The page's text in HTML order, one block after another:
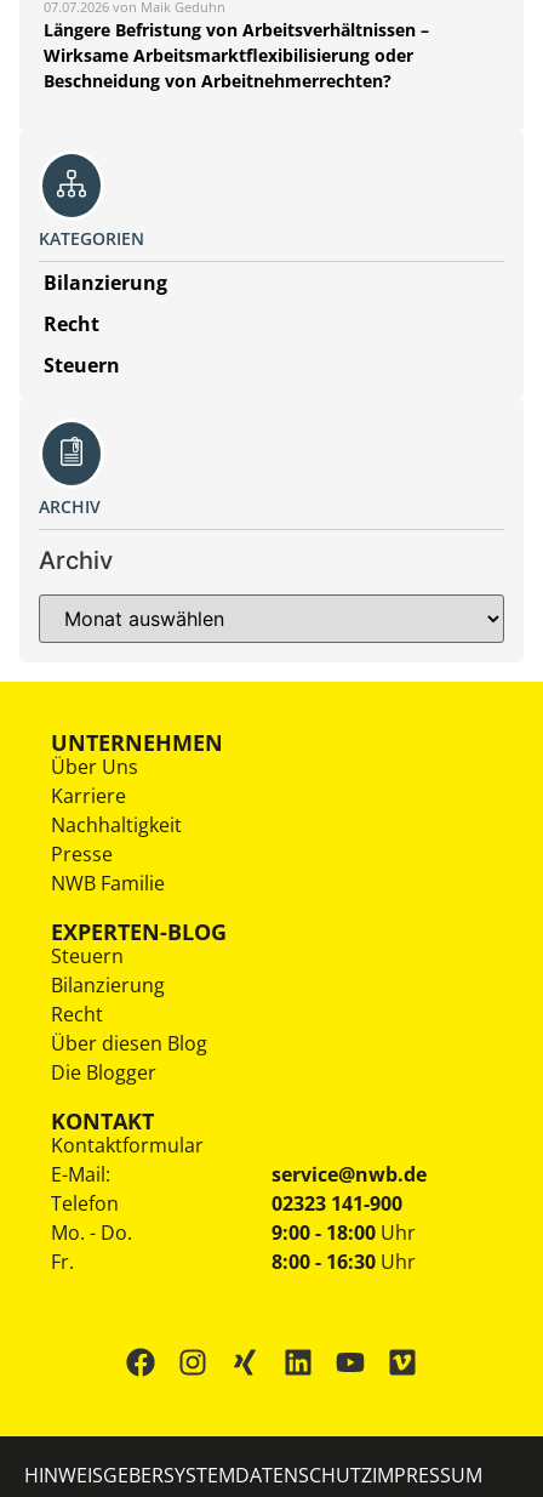
07.07.2026 von Maik Geduhn
Längere Befristung von Arbeitsverhältnissen –
Wirksame Arbeitsmarktflexibilisierung oder
Beschneidung von Arbeitnehmerrechten?
KATEGORIEN
Bilanzierung
Recht
Steuern
ARCHIV
Archiv
UNTERNEHMEN
Über Uns
Karriere
Nachhaltigkeit
Presse
NWB Familie
EXPERTEN-BLOG
Steuern
Bilanzierung
Recht
Über diesen Blog
Die Blogger
KONTAKT
Kontaktformular
E-Mail:
service@nwb.de
Telefon
02323 141-900
Mo. - Do.
Fr.
9:00 - 18:00 Uhr
8:00 - 16:30 Uhr
HINWEISGEBERSYSTEMDATENSCHUTZIMPRESSUM